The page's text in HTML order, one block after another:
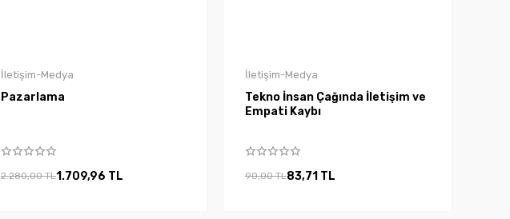
İletişim-Medya
Pazarlama
2.280,00 TL1.709,96 TL
İletişim-Medya
Tekno İnsan Çağında İletişim ve
Empati Kaybı
90,00 TL83,71 TL